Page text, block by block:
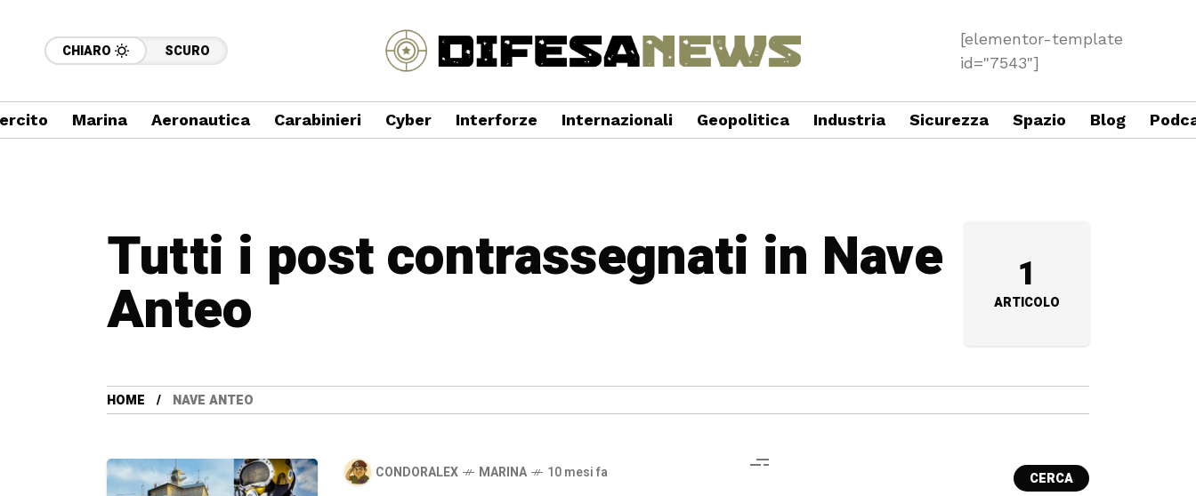
CHIARO SCURO
[elementor-template
id="7543"]
Marina Aeronautica Carabinieri Cyber Interforze Internazionali Geopolitica Industria Sicurezza Spazio Blog
Tutti i post contrassegnati in Nave
Anteo 1
ARTICOLO
HOME NAVE ANTEO
CONDORALEX MARINA 10 mesi fa CERCA